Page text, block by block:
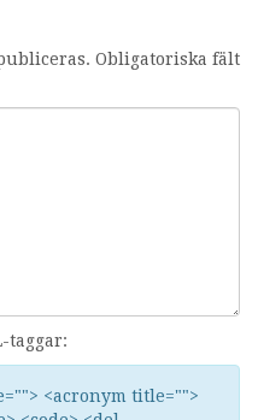
Obligatoriska fält
taggar:
<acronym title="">